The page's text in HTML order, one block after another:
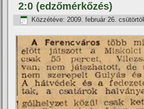
2:0 (edzőmérkőzés)
Közzétéve: 2009. február 26.